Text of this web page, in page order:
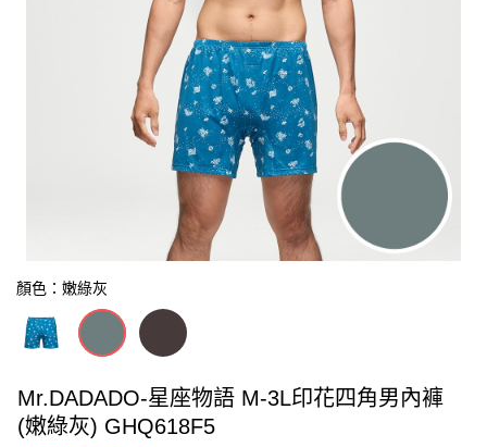
顏色：嫩綠灰
Mr.DADADO-星座物語 M-3L印花四角男內褲
(嫩綠灰) GHQ618F5